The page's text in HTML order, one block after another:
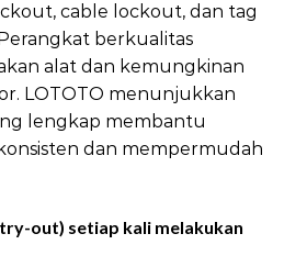
cable lockout, dan tag
berkualitas
alat dan kemungkinan
LOTOTO menunjukkan
lengkap membantu
dan mempermudah
out) setiap kali melakukan